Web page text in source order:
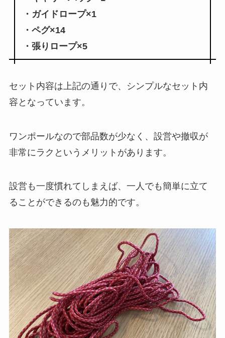
・ガイドロープ×1
・ペグ×14
・張りロープ×5
セット内容は上記の通りで、シンプルなセット内
容となっています。
ワンポールなので部品数が少なく、 設営や撤収が
非常に ラク というメリットがあります。
設営も一度慣れてしまえば、一人でも簡単に立て
ることができるのも魅力的です。